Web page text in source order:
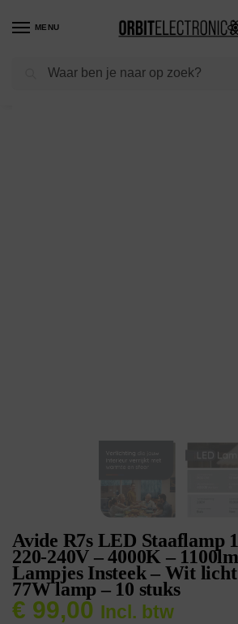
MENU
Shop / Verlichting / Lichtbronnen
Avide R7s LED Staaflamp
220-240V – 4000K –
Lampjes Insteek – Wit
77W lamp – 10 stuks
€ 99,00 Incl. btw